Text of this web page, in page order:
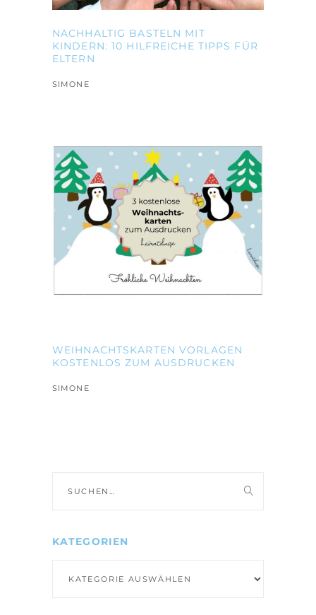
NACHHALTIG BASTELN MIT
KINDERN: 10 HILFREICHE TIPPS FÜR
ELTERN
SIMONE
WEIHNACHTSKARTEN VORLAGEN
KOSTENLOS ZUM AUSDRUCKEN
SIMONE
nach:
KATEGORIEN